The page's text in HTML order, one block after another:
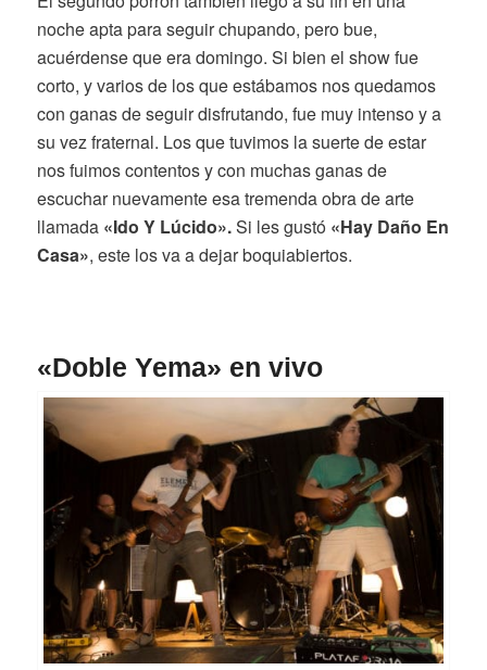
noche apta para seguir chupando, pero bue,
acuérdense que era domingo. Si bien el show fue
corto, y varios de los que estábamos nos quedamos
con ganas de seguir disfrutando, fue muy intenso y a
su vez fraternal. Los que tuvimos la suerte de estar
nos fuimos contentos y con muchas ganas de
escuchar nuevamente esa tremenda obra de arte
llamada «Ido Y Lúcido».Si les gustó «Hay Daño En
Casa», este los va a dejar boquiabiertos.
«Doble Yema» en vivo